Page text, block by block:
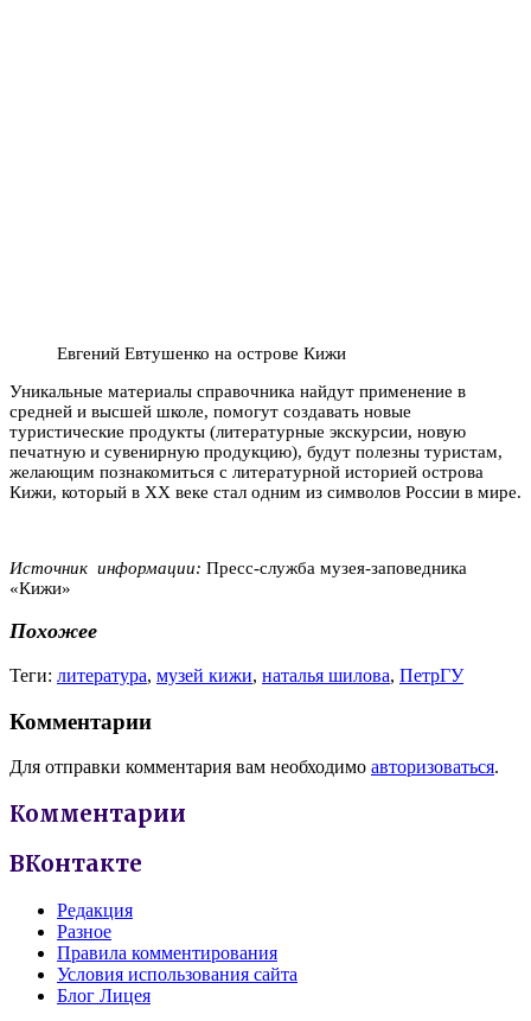
Евгений Евтушенко на острове Кижи
Уникальные материалы справочника найдут применение в
средней и высшей школе, помогут создавать новые
туристические продукты (литературные экскурсии, новую
печатную и сувенирную продукцию), будут полезны туристам,
желающим познакомиться с литературной историей острова
Кижи, который в XX веке стал одним из символов России в мире.
Источник информации: Пресс-служба музея-заповедника
«Кижи»
Похожее
Теги: литература, музей кижи, наталья шилова, ПетрГУ
Комментарии
Для отправки комментария вам необходимо авторизоваться.
Комментарии
ВКонтакте
Редакция
Разное
Правила комментирования
Условия использования сайта
Блог Лицея